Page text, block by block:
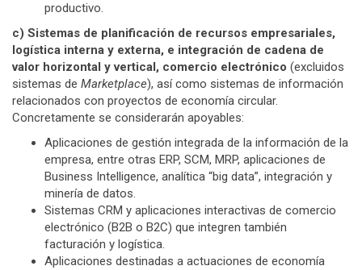
productivo.
c) Sistemas de planificación de recursos empresariales,
logística interna y externa, e integración de cadena de
valor horizontal y vertical, comercio electrónico (excluidos
sistemas de Marketplace), así como sistemas de información
relacionados con proyectos de economía circular.
Concretamente se considerarán apoyables:
Aplicaciones de gestión integrada de la información de la
empresa, entre otras ERP, SCM, MRP, aplicaciones de
Business Intelligence, analítica “big data”, integración y
minería de datos.
Sistemas CRM y aplicaciones interactivas de comercio
electrónico (B2B o B2C) que integren también
facturación y logística.
Aplicaciones destinadas a actuaciones de economía